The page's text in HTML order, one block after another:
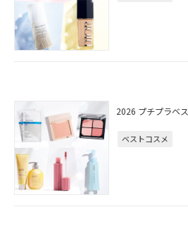
2026 プチプラベ
ベストコスメ